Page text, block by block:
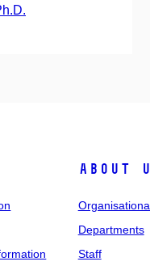
About
Departments
Staff